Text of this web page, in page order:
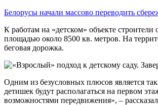
Белорусы начали массово переводить
К работам на «детском» объекте
площадью около 8500 кв. метров. На
беговая дорожка.
Одним из безусловных плюсов является
детишек будут располагаться на первом
возможностями передвижения», –